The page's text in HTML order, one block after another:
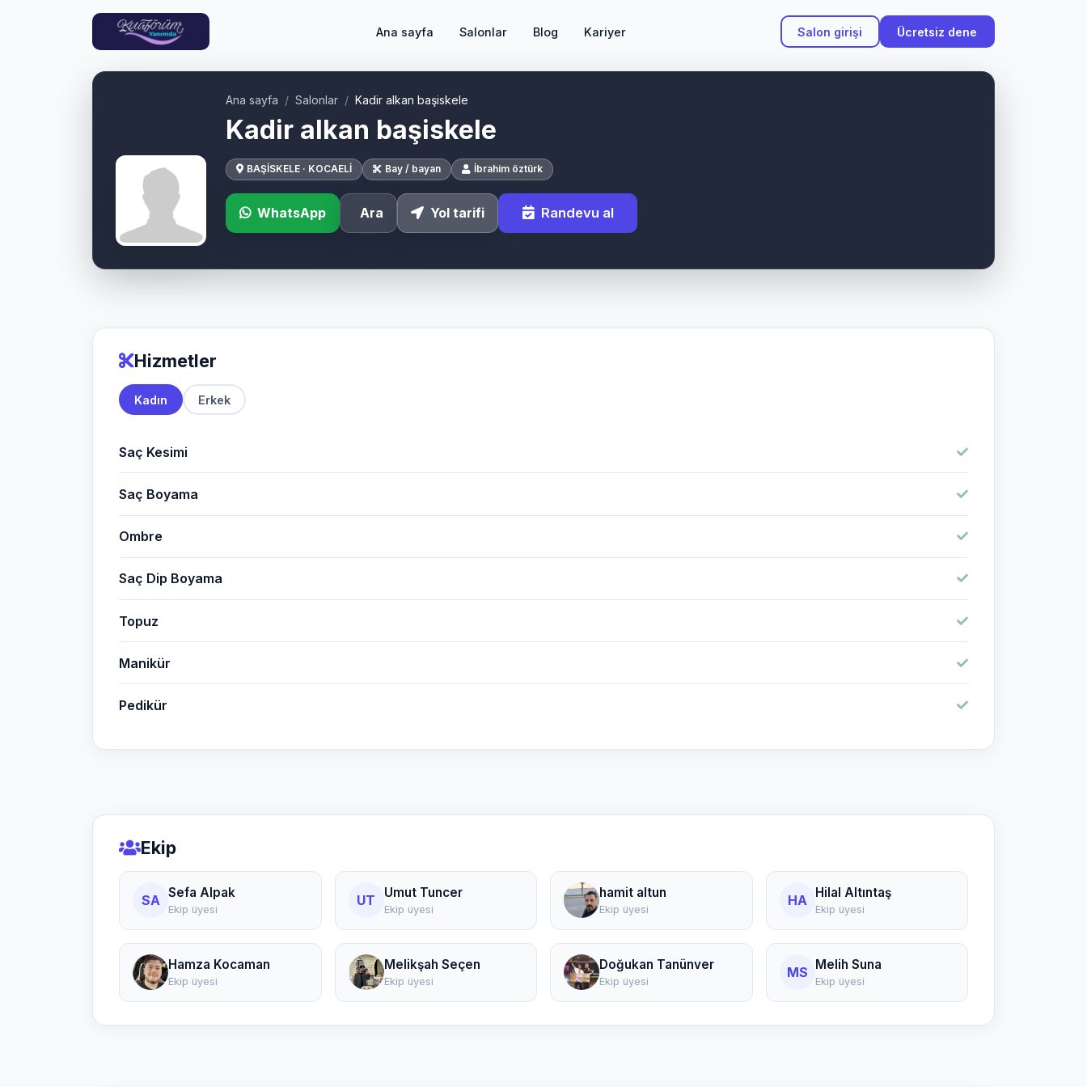
Ana sayfa Salonlar Blog Kariyer Salon girişi Ücretsiz dene
Ana sayfa Salonlar Kadir alkan başiskele
Kadir alkan başiskele
BAŞİSKELE · KOCAELİ Bay / bayan İbrahim öztürk
WhatsApp Ara Yol tarifi Randevu al
Hizmetler
Kadın Erkek
Saç Kesimi
Saç Boyama
Ombre
Saç Dip Boyama
Topuz
Manikür
Pedikür
Ekip
SA Sefa Alpak
Ekip üyesi
UT Umut Tuncer
Ekip üyesi
hamit altun
Ekip üyesi
HA Hilal Altıntaş
Ekip üyesi
Hamza Kocaman
Ekip üyesi
Melikşah Seçen
Ekip üyesi
Doğukan Tanünver
Ekip üyesi
MS Melih Suna
Ekip üyesi